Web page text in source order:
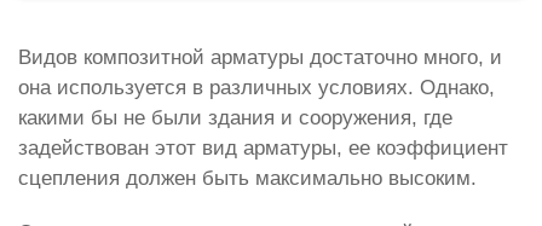
Видов композитной арматуры достаточно много, и
она используется в различных условиях. Однако,
какими бы не были здания и сооружения, где
задействован этот вид арматуры, ее коэффициент
сцепления должен быть максимально высоким.